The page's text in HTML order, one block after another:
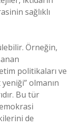
sağlıklı
Örneğin,
politikaları ve
olmanın
Bu tür
de